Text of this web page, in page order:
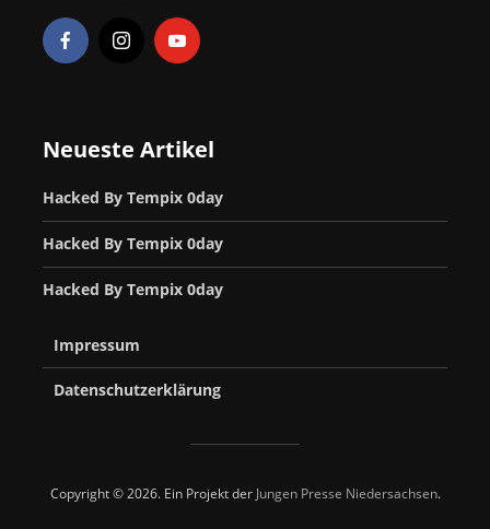
Neueste Artikel
Hacked By Tempix 0day
Hacked By Tempix 0day
Hacked By Tempix 0day
Impressum
Datenschutzerklärung
Copyright © 2026. Ein Projekt der Jungen Presse Niedersachsen.